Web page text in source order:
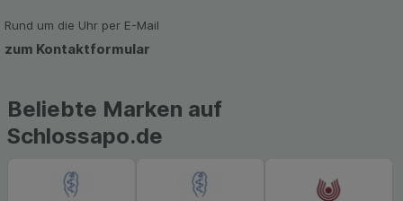
hierfür teilweise an Dritte wie z.B. Google oder
soziale Medien übertragen werden.
Rund um die Uhr per E-Mail
zum Kontaktformular
Beliebte Marken auf
Schlossapo.de